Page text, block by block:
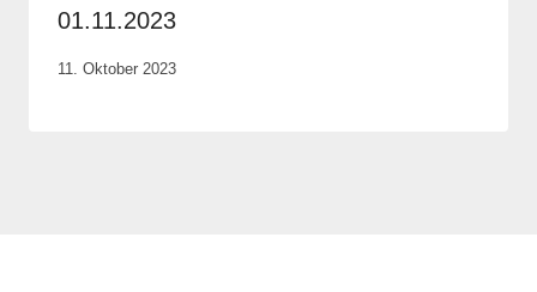
01.11.2023
Von
11. Oktober 2023